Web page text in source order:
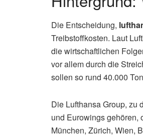
Die Entscheidung,
Treibstoffkosten. Laut
die wirtschaftlichen
vor allem durch die
sollen so rund 40.000
Die Lufthansa Group, zu
und Eurowings gehören,
München, Zürich, Wien,